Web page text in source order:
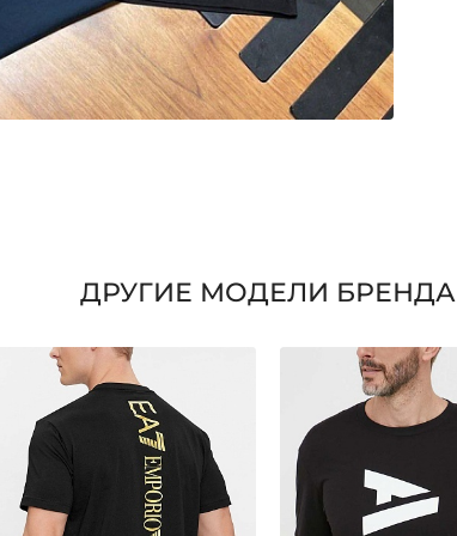
ДРУГИЕ МОДЕЛИ БРЕНДА